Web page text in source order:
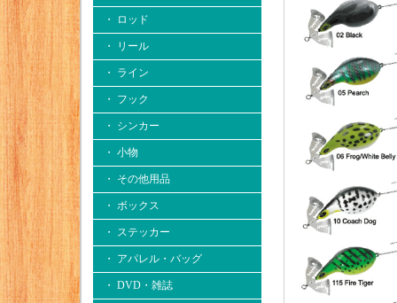
・ ロッド
・ リール
・ ライン
・ フック
・ シンカー
・ 小物
・ その他用品
・ ボックス
・ ステッカー
・ アパレル・バッグ
・ DVD・雑誌